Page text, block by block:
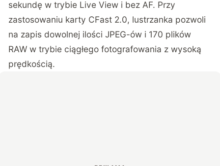
sekundę w trybie Live View i bez AF. Przy
zastosowaniu karty CFast 2.0, lustrzanka pozwoli
na zapis dowolnej ilości JPEG-ów i 170 plików
RAW w trybie ciągłego fotografowania z wysoką
prędkością.